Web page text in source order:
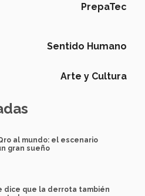
PrepaTec
Sentido Humano
Arte y Cultura
al mundo: el escenario
gran sueño
dice que la derrota también